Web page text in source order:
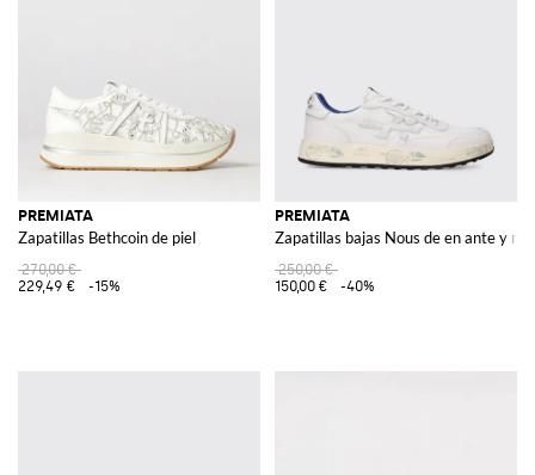
PREMIATA
Zapatillas Bethcoin de piel
270,00 €
229,49 €
-15%
PREMIATA
Zapatillas bajas Nous de en ante y
250,00 €
150,00 €
-40%